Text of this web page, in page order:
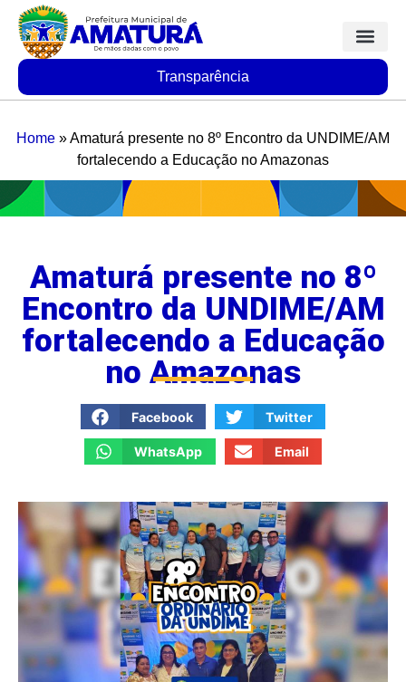
Transparência
Home »Amaturá presente no 8º Encontro da UNDIME/AM
fortalecendo a Educação no Amazonas
Amaturá presente no 8º
Encontro da UNDIME/AM
fortalecendo a Educação
no Amazonas
Facebook Twitter
WhatsApp Email